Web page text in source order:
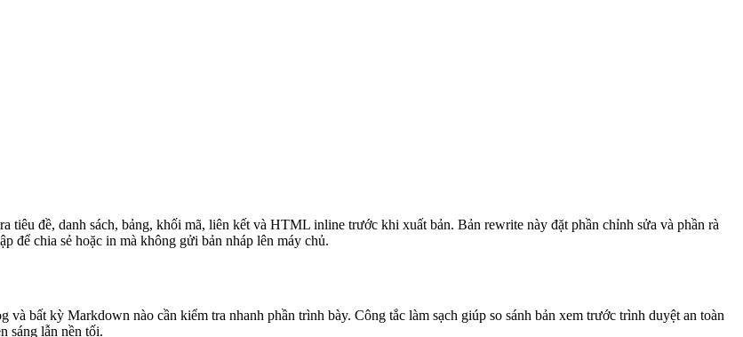
đề, danh sách, bảng, khối mã, liên kết và HTML inline trước khi xuất bản. Bản rewrite này đặt phần chỉnh sửa và phần rà
để chia sẻ hoặc in mà không gửi bản nháp lên máy chủ.
bất kỳ Markdown nào cần kiểm tra nhanh phần trình bày. Công tắc làm sạch giúp so sánh bản xem trước trình duyệt an toàn
sáng lẫn nền tối.